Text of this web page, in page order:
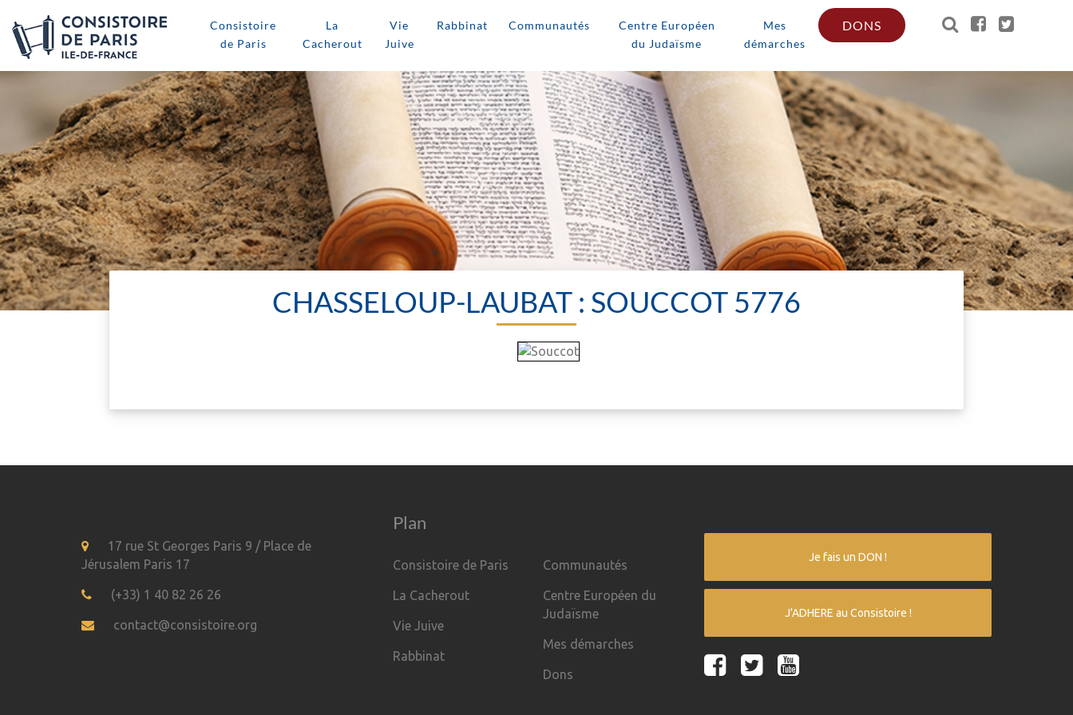
Consistoire
de Paris
La
Cacherout
Vie
Juive
Rabbinat Communautés
Centre Européen
du Judaïsme
Mes
démarches
DONS
CHASSELOUP-LAUBAT : SOUCCOT 5776
17 rue St Georges Paris 9 / Place de
Jérusalem Paris 17
(+33) 1 40 82 26 26
contact@consistoire.org
Plan
Consistoire de Paris
La Cacherout
Vie Juive
Rabbinat
Communautés
Centre Européen du
Judaïsme
Mes démarches
Dons
Je fais un DON !
J'ADHERE au Consistoire !